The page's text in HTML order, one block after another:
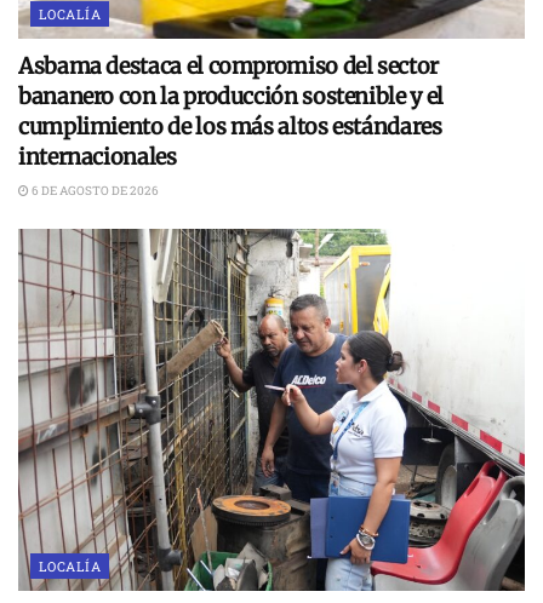
LOCALÍA
Asbama destaca el compromiso del sector
bananero con la producción sostenible y el
cumplimiento de los más altos estándares
internacionales
6 DE AGOSTO DE 2026
LOCALÍA